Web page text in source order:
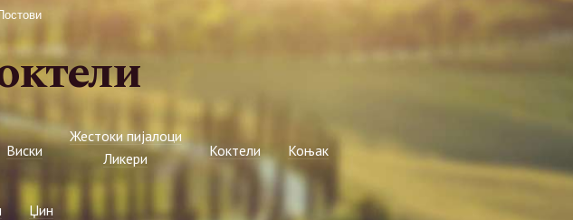
Виски
Жестоки пијалоци
Ликери
Коктели Коњак
Џин